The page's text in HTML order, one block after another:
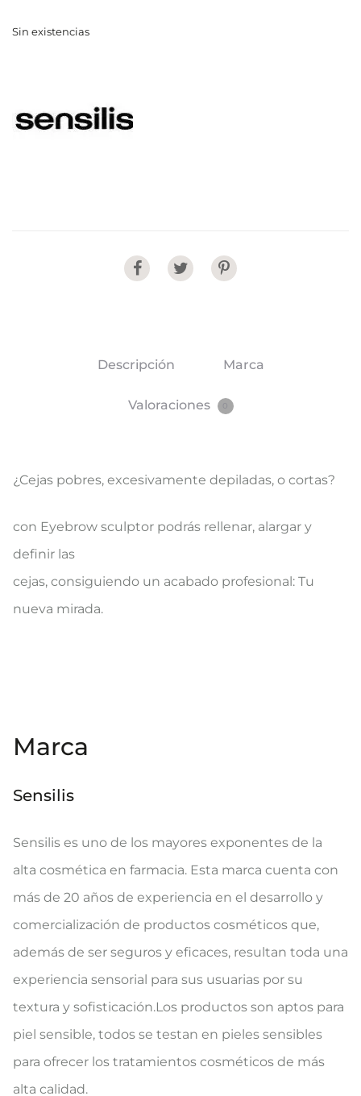
Sin existencias
Share
Descripción Marca
Valoraciones
¿Cejas pobres, excesivamente depiladas, o cortas?
con Eyebrow sculptor podrás rellenar, alargar y
definir las
cejas, consiguiendo un acabado profesional: Tu
nueva mirada.
Marca
Sensilis
Sensilis es uno de los mayores exponentes de la
alta cosmética en farmacia. Esta marca cuenta con
más de 20 años de experiencia en el desarrollo y
comercialización de productos cosméticos que,
además de ser seguros y eficaces, resultan toda una
experiencia sensorial para sus usuarias por su
textura y sofisticación.Los productos son aptos para
piel sensible, todos se testan en pieles sensibles
para ofrecer los tratamientos cosméticos de más
alta calidad.